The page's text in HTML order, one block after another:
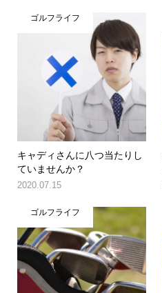
ゴルフライフ
キャディさんに八つ当たりし
ていませんか？
2020.07.15
ゴルフライフ